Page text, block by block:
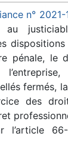
n°
pénale, le
fermés,
des
l’article